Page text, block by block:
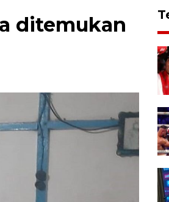
ditemukan